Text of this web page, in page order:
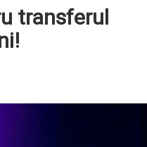
transferul